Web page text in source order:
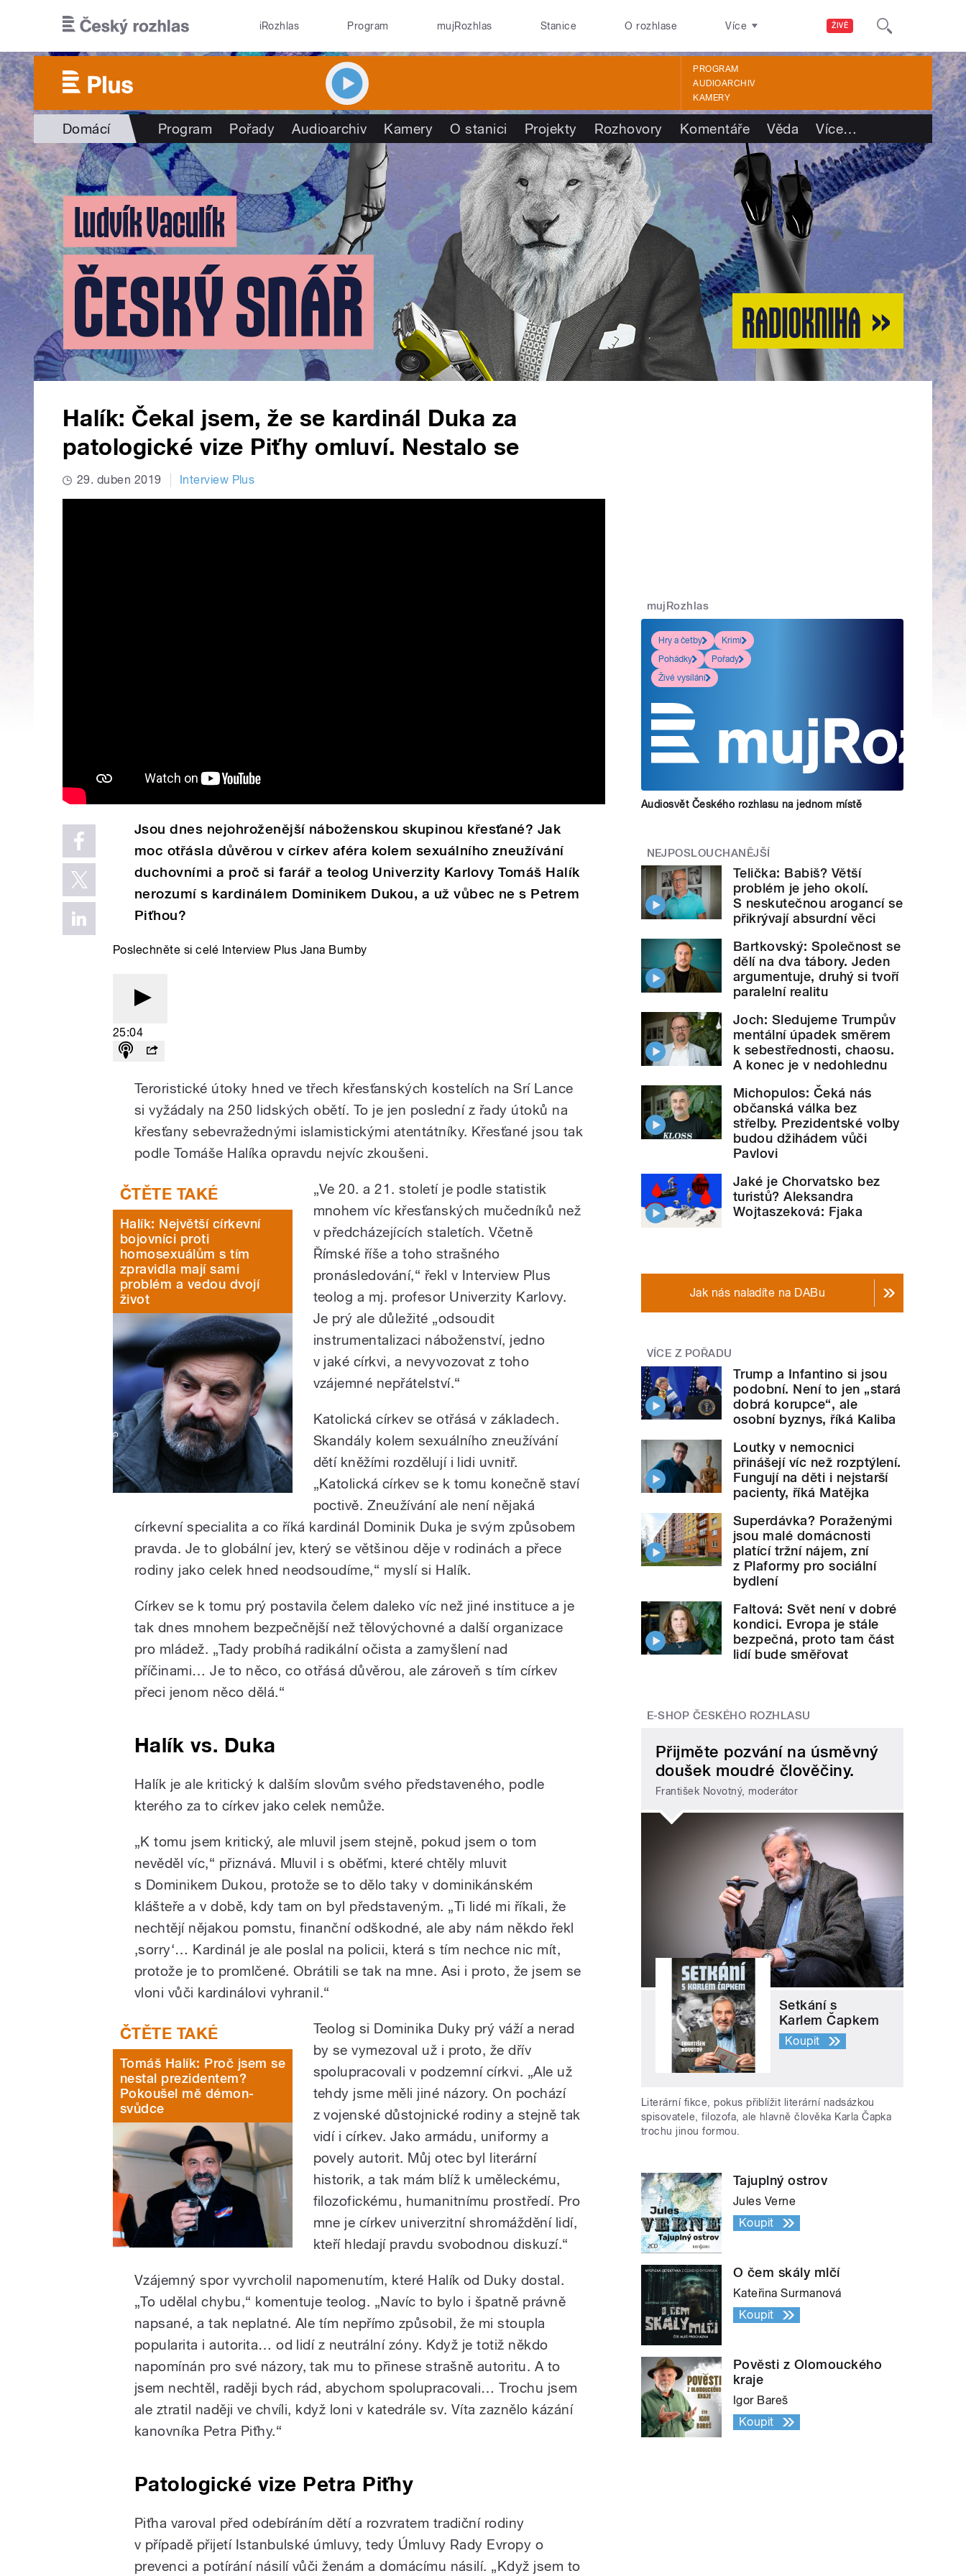
ŽIVĚ
iRozhlas Program mujRozhlas Stanice O rozhlase Více
PROGRAM
AUDIOARCHIV
KAMERY
Domácí Program Pořady Audioarchiv Kamery O stanici Projekty Rozhovory Komentáře Věda Více…
Halík: Čekal jsem, že se kardinál Duka za
patologické vize Piťhy omluví. Nestalo se
29. duben 2019 Interview Plus
Jsou dnes nejohroženější náboženskou skupinou křesťané? Jak
moc otřásla důvěrou v církev aféra kolem sexuálního zneužívání
duchovními a proč si farář a teolog Univerzity Karlovy Tomáš Halík
nerozumí s kardinálem Dominikem Dukou, a už vůbec ne s Petrem
Piťhou?
Poslechněte si celé Interview Plus Jana Bumby
25:04
Teroristické útoky hned ve třech křesťanských kostelích na Srí Lance
si vyžádaly na 250 lidských obětí. To je jen poslední z řady útoků na
křesťany sebevražednými islamistickými atentátníky. Křesťané jsou tak
podle Tomáše Halíka opravdu nejvíc zkoušeni.
Halík: Největší církevní
bojovníci proti
homosexuálům s tím
zpravidla mají sami
problém a vedou dvojí
život
„Ve 20. a 21. století je podle statistik
mnohem víc křesťanských mučedníků než
v předcházejících staletích. Včetně
Římské říše a toho strašného
pronásledování,“ řekl v Interview Plus
teolog a mj. profesor Univerzity Karlovy.
Je prý ale důležité „odsoudit
instrumentalizaci náboženství, jedno
v jaké církvi, a nevyvozovat z toho
vzájemné nepřátelství.“
Katolická církev se otřásá v základech.
Skandály kolem sexuálního zneužívání
dětí kněžími rozdělují i lidi uvnitř.
„Katolická církev se k tomu konečně staví
poctivě. Zneužívání ale není nějaká
církevní specialita a co říká kardinál Dominik Duka je svým způsobem
pravda. Je to globální jev, který se většinou děje v rodinách a přece
rodiny jako celek hned neodsoudíme,“ myslí si Halík.
Církev se k tomu prý postavila čelem daleko víc než jiné instituce a je
tak dnes mnohem bezpečnější než tělovýchovné a další organizace
pro mládež. „Tady probíhá radikální očista a zamyšlení nad
příčinami… Je to něco, co otřásá důvěrou, ale zároveň s tím církev
přeci jenom něco dělá.“
Halík vs. Duka
Halík je ale kritický k dalším slovům svého představeného, podle
kterého za to církev jako celek nemůže.
„K tomu jsem kritický, ale mluvil jsem stejně, pokud jsem o tom
nevěděl víc,“ přiznává. Mluvil i s oběťmi, které chtěly mluvit
s Dominikem Dukou, protože se to dělo taky v dominikánském
klášteře a v době, kdy tam on byl představeným. „Ti lidé mi říkali, že
nechtějí nějakou pomstu, finanční odškodné, ale aby nám někdo řekl
‚sorry‘… Kardinál je ale poslal na policii, která s tím nechce nic mít,
protože je to promlčené. Obrátili se tak na mne. Asi i proto, že jsem se
vloni vůči kardinálovi vyhranil.“
Tomáš Halík: Proč jsem se
nestal prezidentem?
Pokoušel mě démon-
svůdce
Teolog si Dominika Duky prý váží a nerad
by se vymezoval už i proto, že dřív
spolupracovali v podzemní církvi. „Ale už
tehdy jsme měli jiné názory. On pochází
z vojenské důstojnické rodiny a stejně tak
vidí i církev. Jako armádu, uniformy a
povely autorit. Můj otec byl literární
historik, a tak mám blíž k uměleckému,
filozofickému, humanitnímu prostředí. Pro
mne je církev univerzitní shromáždění lidí,
kteří hledají pravdu svobodnou diskuzí.“
Vzájemný spor vyvrcholil napomenutím, které Halík od Duky dostal.
„To udělal chybu,“ komentuje teolog. „Navíc to bylo i špatně právně
napsané, a tak neplatné. Ale tím nepřímo způsobil, že mi stoupla
popularita i autorita… od lidí z neutrální zóny. Když je totiž někdo
napomínán pro své názory, tak mu to přinese strašně autoritu. A to
jsem nechtěl, raději bych rád, abychom spolupracovali… Trochu jsem
ale ztratil naději ve chvíli, když loni v katedrále sv. Víta zaznělo kázání
kanovníka Petra Piťhy.“
Patologické vize Petra Piťhy
Piťha varoval před odebíráním dětí a rozvratem tradiční rodiny
v případě přijetí Istanbulské úmluvy, tedy Úmluvy Rady Evropy o
prevenci a potírání násilí vůči ženám a domácímu násilí. „Když jsem to
mujRozhlas
Hry a četby
Krimi
Pohádky
Pořady
Živé vysílání
Audiosvět Českého rozhlasu na jednom místě
NEJPOSLOUCHANĚJŠÍ
Telička: Babiš? Větší
problém je jeho okolí.
S neskutečnou arogancí se
přikrývají absurdní věci
Bartkovský: Společnost se
dělí na dva tábory. Jeden
argumentuje, druhý si tvoří
paralelní realitu
Joch: Sledujeme Trumpův
mentální úpadek směrem
k sebestřednosti, chaosu.
A konec je v nedohlednu
Michopulos: Čeká nás
občanská válka bez
střelby. Prezidentské volby
budou džihádem vůči
Pavlovi
Jaké je Chorvatsko bez
turistů? Aleksandra
Wojtaszeková: Fjaka
Jak nás naladíte na DABu
VÍCE Z POŘADU
Trump a Infantino si jsou
podobní. Není to jen „stará
dobrá korupce“, ale
osobní byznys, říká Kaliba
Loutky v nemocnici
přinášejí víc než rozptýlení.
Fungují na děti i nejstarší
pacienty, říká Matějka
Superdávka? Poraženými
jsou malé domácnosti
platící tržní nájem, zní
z Plaformy pro sociální
bydlení
Faltová: Svět není v dobré
kondici. Evropa je stále
bezpečná, proto tam část
lidí bude směřovat
E-SHOP ČESKÉHO ROZHLASU
Přijměte pozvání na úsměvný
doušek moudré člověčiny.
František Novotný, moderátor
Setkání s
Karlem Čapkem
Koupit
Literární fikce, pokus přiblížit literární nadsázkou
spisovatele, filozofa, ale hlavně člověka Karla Čapka
trochu jinou formou.
Tajuplný ostrov
Jules Verne
Koupit
O čem skály mlčí
Kateřina Surmanová
Koupit
Pověsti z Olomouckého
kraje
Igor Bareš
Koupit